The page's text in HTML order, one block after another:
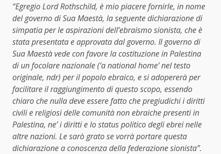
“Egregio Lord Rothschild, è mio piacere fornirle, in nome
del governo di Sua Maestà, la seguente dichiarazione di
simpatia per le aspirazioni dell’ebraismo sionista, che è
stata presentata e approvata dal governo. Il governo di
Sua Maestà vede con favore la costituzione in Palestina
di un focolare nazionale (‘a national home’ nel testo
originale, ndr) per il popolo ebraico, e si adopererà per
facilitare il raggiungimento di questo scopo, essendo
chiaro che nulla deve essere fatto che pregiudichi i diritti
civili e religiosi delle comunità non ebraiche presenti in
Palestina, ne’ i diritti e lo status politico degli ebrei nelle
altre nazioni. Le sarò grato se vorrà portare questa
dichiarazione a conoscenza della federazione sionista”.